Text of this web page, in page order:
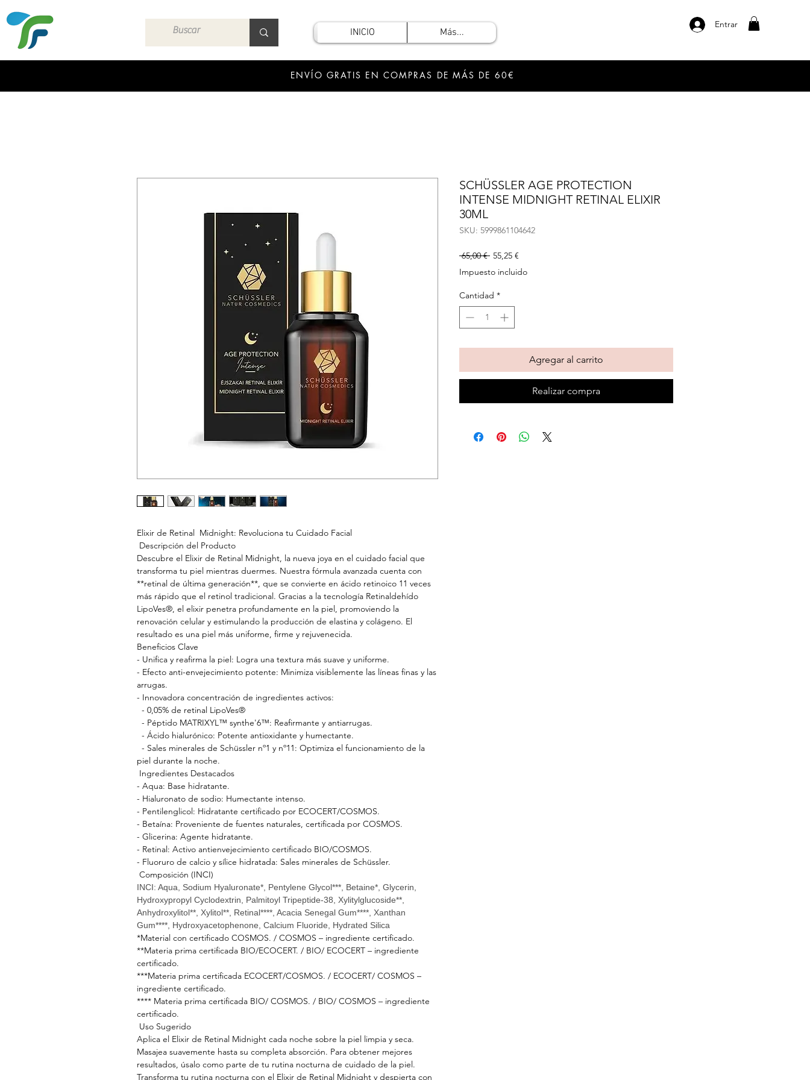
Entrar
INICIO Más...
ENVÍO GRATIS EN COMPRAS DE MÁS DE 60€
Elixir de Retinal Midnight: Revoluciona tu Cuidado Facial
Descripción del Producto
Descubre el Elixir de Retinal Midnight, la nueva joya en el cuidado facial que
transforma tu piel mientras duermes. Nuestra fórmula avanzada cuenta con
**retinal de última generación**, que se convierte en ácido retinoico 11 veces
más rápido que el retinol tradicional. Gracias a la tecnología Retinaldehído
LipoVes®, el elixir penetra profundamente en la piel, promoviendo la
renovación celular y estimulando la producción de elastina y colágeno. El
resultado es una piel más uniforme, firme y rejuvenecida.
Beneficios Clave
- Unifica y reafirma la piel: Logra una textura más suave y uniforme.
- Efecto anti-envejecimiento potente: Minimiza visiblemente las líneas finas y las
arrugas.
- Innovadora concentración de ingredientes activos:
- 0,05% de retinal LipoVes®
- Péptido MATRIXYL™ synthe'6™: Reafirmante y antiarrugas.
- Ácido hialurónico: Potente antioxidante y humectante.
- Sales minerales de Schüssler nº1 y nº11: Optimiza el funcionamiento de la
piel durante la noche.
Ingredientes Destacados
- Aqua: Base hidratante.
- Hialuronato de sodio: Humectante intenso.
- Pentilenglicol: Hidratante certificado por ECOCERT/COSMOS.
- Betaína: Proveniente de fuentes naturales, certificada por COSMOS.
- Glicerina: Agente hidratante.
- Retinal: Activo antienvejecimiento certificado BIO/COSMOS.
- Fluoruro de calcio y sílice hidratada: Sales minerales de Schüssler.
Composición (INCI)
INCI: Aqua, Sodium Hyaluronate*, Pentylene Glycol***, Betaine*, Glycerin,
Hydroxypropyl Cyclodextrin, Palmitoyl Tripeptide-38, Xylitylglucoside**,
Anhydroxylitol**, Xylitol**, Retinal****, Acacia Senegal Gum****, Xanthan
Gum****, Hydroxyacetophenone, Calcium Fluoride, Hydrated Silica
*Material con certificado COSMOS. / COSMOS – ingrediente certificado.
**Materia prima certificada BIO/ECOCERT. / BIO/ ECOCERT – ingrediente
certificado.
***Materia prima certificada ECOCERT/COSMOS. / ECOCERT/ COSMOS –
ingrediente certificado.
**** Materia prima certificada BIO/ COSMOS. / BIO/ COSMOS – ingrediente
certificado.
Uso Sugerido
Aplica el Elixir de Retinal Midnight cada noche sobre la piel limpia y seca.
Masajea suavemente hasta su completa absorción. Para obtener mejores
resultados, úsalo como parte de tu rutina nocturna de cuidado de la piel.
Transforma tu rutina nocturna con el Elixir de Retinal Midnight y despierta con
SCHÜSSLER AGE PROTECTION
INTENSE MIDNIGHT RETINAL ELIXIR
30ML
SKU: 5999861104642
65,00 € Precio
55,25 €
de
oferta
Impuesto incluido
Cantidad *
Agregar al carrito
Realizar compra